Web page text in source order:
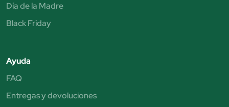
Día de la Madre
Black Friday
Ayuda
FAQ
Entregas y devoluciones